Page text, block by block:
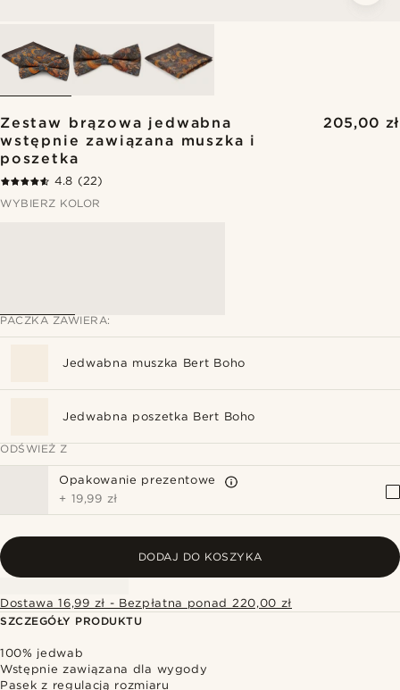
Zestaw brązowa jedwabna
wstępnie zawiązana muszka i
poszetka
205,00 zł
4.8 (22)
WYBIERZ KOLOR
PACZKA ZAWIERA:
Jedwabna muszka Bert Boho
Jedwabna poszetka Bert Boho
ODŚWIEŻ Z
Opakowanie prezentowe
+ 19,99 zł
DODAJ DO KOSZYKA
Dostawa 16,99 zł - Bezpłatna ponad 220,00 zł
SZCZEGÓŁY PRODUKTU
100% jedwab
Wstępnie zawiązana dla wygody
Pasek z regulacją rozmiaru